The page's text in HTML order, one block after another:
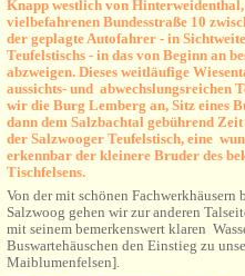
Knapp westlich von
vielbefahrenen Bundesstraße 10
der geplagte Autofahrer - in
Teufelstischs - in das von Beginn an
abzweigen. Dieses weitläufige
aussichts- und abwechslungsreichen
wir die Burg Lemberg an, Sitz eines
dann dem Salzbachtal gebührend
der Salzwooger Teufelstisch, eine
erkennbar der kleinere Bruder des
Tischfelsens.
Von der mit schönen Fachwerkhäusern
Salzwoog gehen wir zur anderen
mit seinem bemerkenswert klaren
Buswartehäuschen den Einstieg zu
Maiblumenfelsen].